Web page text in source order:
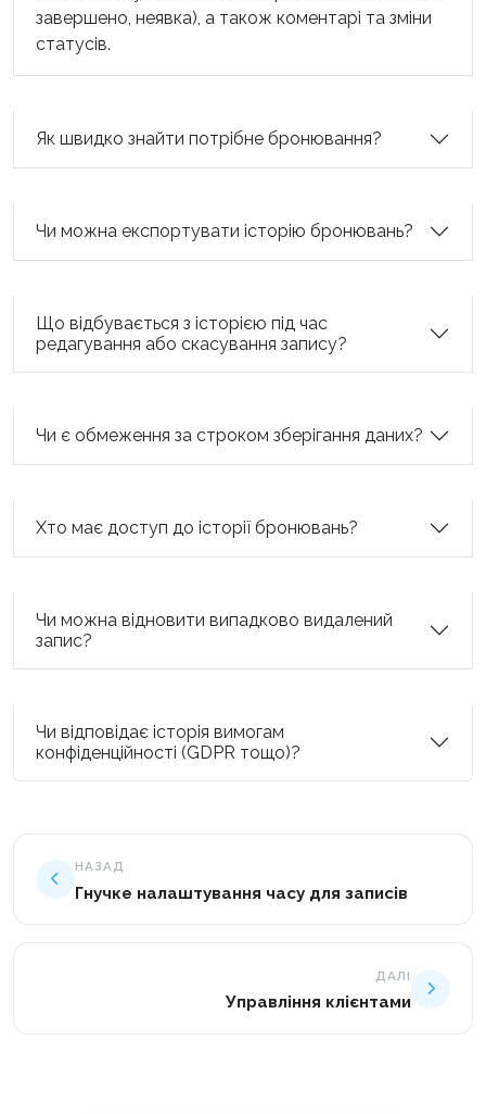
завершено, неявка), а також коментарі та зміни
статусів.
Як швидко знайти потрібне бронювання?
Чи можна експортувати історію бронювань?
Що відбувається з історією під час
редагування або скасування запису?
Чи є обмеження за строком зберігання даних?
Хто має доступ до історії бронювань?
Чи можна відновити випадково видалений
запис?
Чи відповідає історія вимогам
конфіденційності (GDPR тощо)?
НАЗАД
Гнучке налаштування часу для записів
ДАЛІ
Управління клієнтами